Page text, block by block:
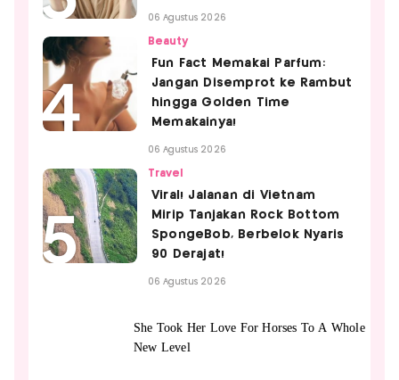
06 Agustus 2026
Beauty
Fun Fact Memakai Parfum:
Jangan Disemprot ke Rambut
hingga Golden Time
Memakainya!
06 Agustus 2026
Travel
Viral! Jalanan di Vietnam
Mirip Tanjakan Rock Bottom
SpongeBob, Berbelok Nyaris
90 Derajat!
06 Agustus 2026